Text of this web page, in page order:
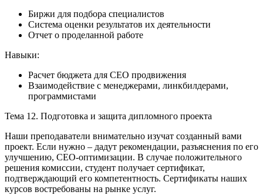
Биржи для подбора специалистов
Система оценки результатов их деятельности
Отчет о проделанной работе
Навыки:
Расчет бюджета для СЕО продвижения
Взаимодействие с менеджерами, линкбилдерами,
программистами
Тема 12. Подготовка и защита дипломного проекта
Наши преподаватели внимательно изучат созданный вами
проект. Если нужно – дадут рекомендации, разъяснения по его
улучшению, СЕО-оптимизации. В случае положительного
решения комиссии, студент получает сертификат,
подтверждающий его компетентность. Сертификаты наших
курсов востребованы на рынке услуг.